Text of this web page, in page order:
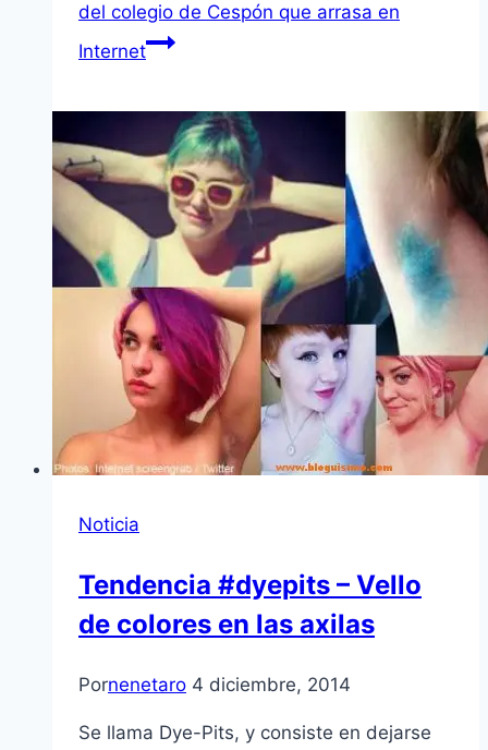
del colegio de Cespón que arrasa en
Internet
Noticia
Tendencia #dyepits – Vello
de colores en las axilas
Pornenetaro 4 diciembre, 2014
Se llama Dye-Pits, y consiste en dejarse